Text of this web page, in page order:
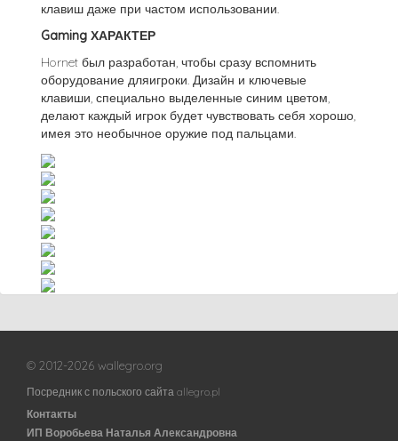
клавиш даже при частом использовании.
Gaming ХАРАКТЕР
Hornet был разработан, чтобы сразу вспомнить
оборудование дляигроки. Дизайн и ключевые
клавиши, специально выделенные синим цветом,
делают каждый игрок будет чувствовать себя хорошо,
имея это необычное оружие под пальцами.
© 2012-2026 wallegro.org
Посредник с польского сайта allegro.pl
Контакты
ИП Воробьева Наталья Александровна